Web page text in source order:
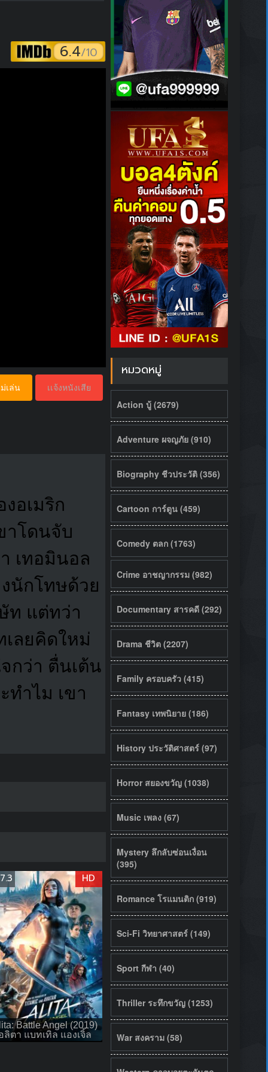
6.4/10
เเจ้งหนังเสีย
เล่น
อเมริก
าโดนจับ
เทอมินอล
นักโทษด้วย
ท แต่ทว่า
ลยคิดใหม่
กว่า ตื่นเต้น
ทำไม เขา
Battle Angel (2019)
ลิตา แบทเทิล แองเจิ้ล
7.3 HD
หมวดหมู่
Action บู้ (2679)
Adventure ผจญภัย (910)
Biography ชีวประวัติ (356)
Cartoon การ์ตูน (459)
Comedy ตลก (1763)
Crime อาชญากรรม (982)
Documentary สารคดี (292)
Drama ชีวิต (2207)
Family ครอบครัว (415)
Fantasy เทพนิยาย (186)
History ประวัติศาสตร์ (97)
Horror สยองขวัญ (1038)
Music เพลง (67)
Mystery ลึกลับซ่อนเงื่อน
(395)
Romance โรแมนติก (919)
Sci-Fi วิทยาศาสตร์ (149)
Sport กีฬา (40)
Thriller ระทึกขวัญ (1253)
War สงคราม (58)